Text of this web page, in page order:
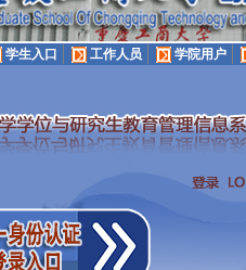
学生入口 工作人员 学院用户